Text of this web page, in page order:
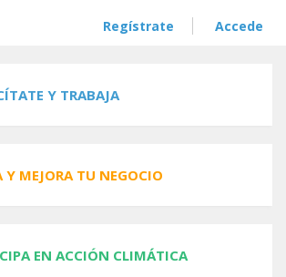
Regístrate Accede
Y TRABAJA
Y MEJORA TU NEGOCIO
EN ACCIÓN CLIMÁTICA